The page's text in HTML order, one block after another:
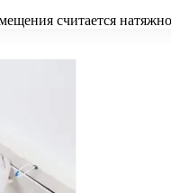
считается